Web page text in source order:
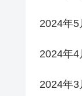
2024年5
2024年4
2024年3